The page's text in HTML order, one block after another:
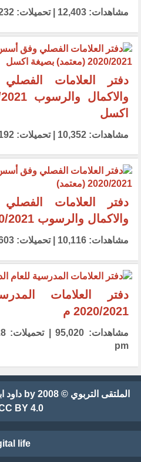
مشاهدات: 12,403 | تحميلات: 2,232 | 18/12/2020 07:42 pm
دفتر العلامات
اكسل
مشاهدات: 10,352 | تحميلات: 2,192 | 03/11/2020 01:10 am
دفتر العلامات
والاكمال والرسوب 2020/2021 (معتمد)
مشاهدات: 10,116 | تحميلات: 2,603 | 02/11/2020 11:21 pm
دفتر العلامات
2020/2021 م
pm
الملتقى التربوي © 2008 by داود
BY 4.0
life